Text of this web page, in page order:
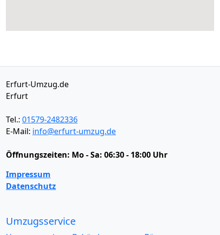
Erfurt-Umzug.de
Erfurt
Tel.: 01579-2482336
E-Mail: info@erfurt-umzug.de
Öffnungszeiten: Mo - Sa: 06:30 - 18:00 Uhr
Impressum
Datenschutz
Umzugsservice